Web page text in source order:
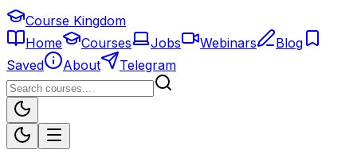
Course Kingdom
Home
Courses Jobs Webinars
Blog
Saved
About Telegram